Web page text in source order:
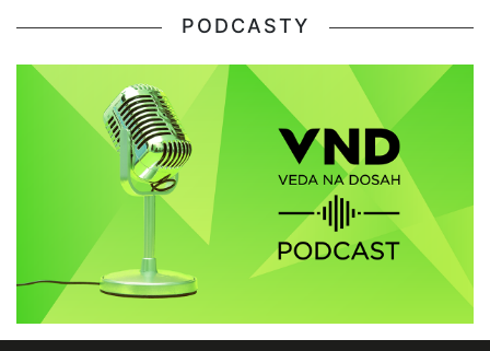
PODCASTY